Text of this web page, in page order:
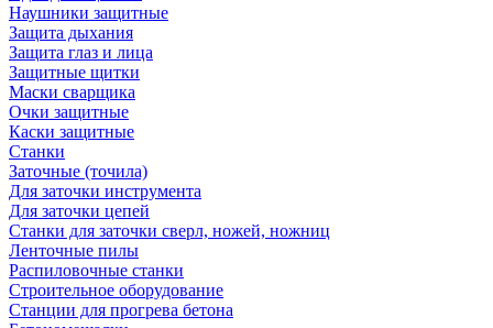
Наушники защитные
Защита дыхания
Защита глаз и лица
Защитные щитки
Маски сварщика
Очки защитные
Каски защитные
Станки
Заточные (точила)
Для заточки инструмента
Для заточки цепей
Станки для заточки сверл, ножей, ножниц
Ленточные пилы
Распиловочные станки
Строительное оборудование
Станции для прогрева бетона